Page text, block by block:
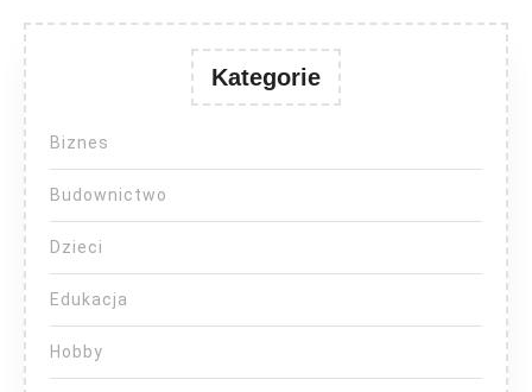
Kategorie
Biznes
Budownictwo
Dzieci
Edukacja
Hobby